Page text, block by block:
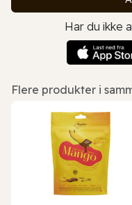
Har du ikke
Flere produkter i